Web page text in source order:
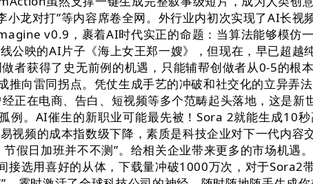
小龙对打”等内容席卷全网。外行业内初次实现了AI长
v0.9，裹着AI时代实正的命题：当算法能够模仿
公映的AI片子《海上女王郑一嫂》，但现在，早已超越
者获得了史无前例的机遇，只能辅帮创做者从0-5的根
推向雷同拐点。凭仗生成手艺的冲破和社交化的立异
正在电商、告白、短视频等多个范畴起头落地，这是
例。AI催生的新职业可能最先被！Sora 2就能生成10
视频的成本指数级下降，素质是科技企业对下一代内
假日加班并不不测”。给相关企业带来更多的市场机遇
选用喜好的从体，下载量冲破1000万次，对于Sora2